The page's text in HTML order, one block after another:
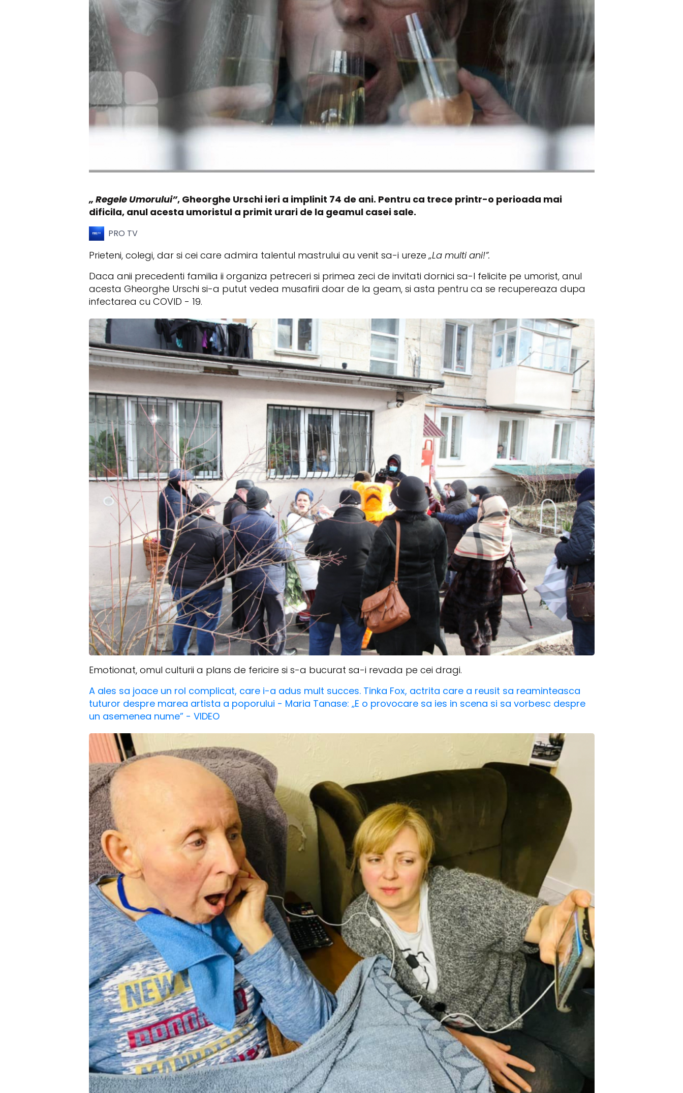
„ Regele Umorului”, Gheorghe Urschi ieri a implinit 74 de ani. Pentru ca trece printr-o perioada mai
dificila, anul acesta umoristul a primit urari de la geamul casei sale.
PRO TV
Prieteni, colegi, dar si cei care admira talentul mastrului au venit sa-i ureze„La multi ani!”.
Daca anii precedenti familia ii organiza petreceri si primea zeci de invitati dornici sa-l felicite pe umorist, anul
acesta Gheorghe Urschi si-a putut vedea musafirii doar de la geam, si asta pentru ca se recupereaza dupa
infectarea cu COVID - 19.
Emotionat, omul culturii a plans de fericire si s-a bucurat sa-i revada pe cei dragi.
A ales sa joace un rol complicat, care i-a adus mult succes. Tinka Fox, actrita care a reusit sa reaminteasca
tuturor despre marea artista a poporului - Maria Tanase: „E o provocare sa ies in scena si sa vorbesc despre
un asemenea nume” - VIDEO